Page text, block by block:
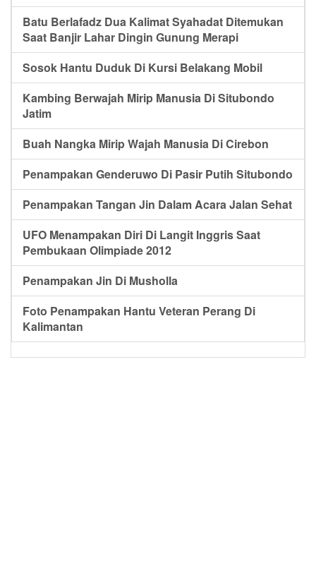
Batu Berlafadz Dua Kalimat Syahadat Ditemukan
Saat Banjir Lahar Dingin Gunung Merapi
Sosok Hantu Duduk Di Kursi Belakang Mobil
Kambing Berwajah Mirip Manusia Di Situbondo
Jatim
Buah Nangka Mirip Wajah Manusia Di Cirebon
Penampakan Genderuwo Di Pasir Putih Situbondo
Penampakan Tangan Jin Dalam Acara Jalan Sehat
UFO Menampakan Diri Di Langit Inggris Saat
Pembukaan Olimpiade 2012
Penampakan Jin Di Musholla
Foto Penampakan Hantu Veteran Perang Di
Kalimantan